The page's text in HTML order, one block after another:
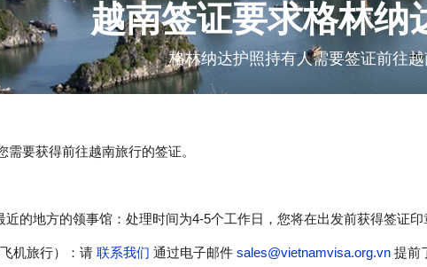
越南签证要求格林纳
格林纳达护照持有人需要签证前往越
需要获得前往越南旅行的签证。
近的地方的领事馆：处理时间为4-5个工作日，您将在出发前获得签证印
机旅行）：请 联系我们 通过电子邮件 sales@vietnamvisa.org.vn 提前